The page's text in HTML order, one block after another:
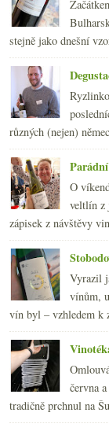
►2014(254)
► 2013 (249)
2012
2011 (252)
►2010(249)
►2009(249)
►2008(270)
►2007(108)
stejně jako dnešní
různých (nejen)
O
veltlín z
zápisek z návštěvy
Vyrazil
vínům,
vín byl – vzhledem k
června
tradičně prchnul na